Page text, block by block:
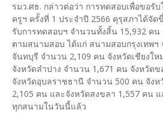
รมว.ศธ. กล่าวต่อว่า การทดสอบเพื่อขอ
ครูฯ ครั้งที่ 1 ประจำปี 2566 คุรุสภาได้จั
รับการทดสอบฯ จำนวนทั้งสิ้น 15,932 ค
ตามสนามสอบ ได้แก่ สนามสอบกรุงเทพฯ
จันทบุรี จำนวน 2,109 คน จังหวัดเชียงใ
จังหวัดลำปาง จำนวน 1,671 คน จังหวัด
จังหวัดอุบลราชธานี จำนวน 500 คน จัง
2,105 คน และจังหวัดสงขลา 1,557 คน
ทุกสนามในวันนี้แล้ว